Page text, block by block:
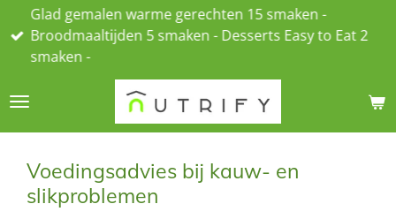
direct
naar
hoofdinhoud
Glad gemalen warme gerechten 15 smaken -
Broodmaaltijden 5 smaken - Desserts Easy to Eat 2
smaken -
Voedingsadvies bij kauw- en
slikproblemen